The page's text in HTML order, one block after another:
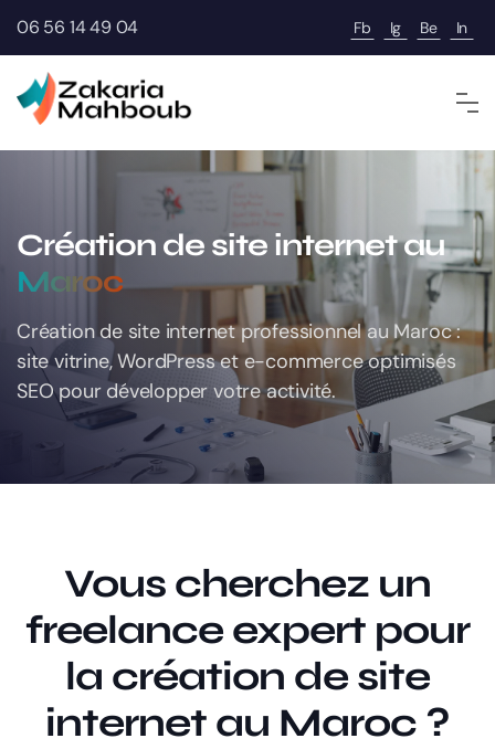
06 56 14 49 04 Fb Ig Be In
Création de site internet au
Maroc
Création de site internet professionnel au Maroc :
site vitrine, WordPress et e-commerce optimisés
SEO pour développer votre activité.
Vous cherchez un
freelance expert pour
la création de site
internet au Maroc ?